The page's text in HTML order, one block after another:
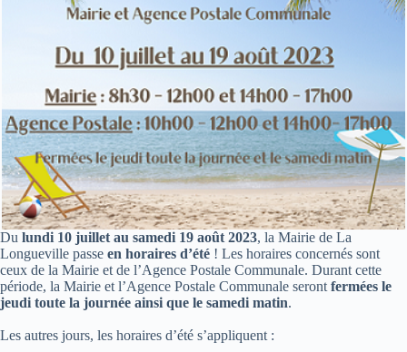
Du lundi 10 juillet au samedi 19 août 2023, la Mairie de La
Longueville passe en horaires d’été ! Les horaires concernés sont
ceux de la Mairie et de l’Agence Postale Communale. Durant cette
période, la Mairie et l’Agence Postale Communale seront fermées le
jeudi toute la journée ainsi que le samedi matin.
Les autres jours, les horaires d’été s’appliquent :